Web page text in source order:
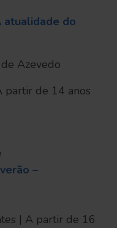
atualidade do
Azevedo
partir de 14 anos
–
| A partir de 16